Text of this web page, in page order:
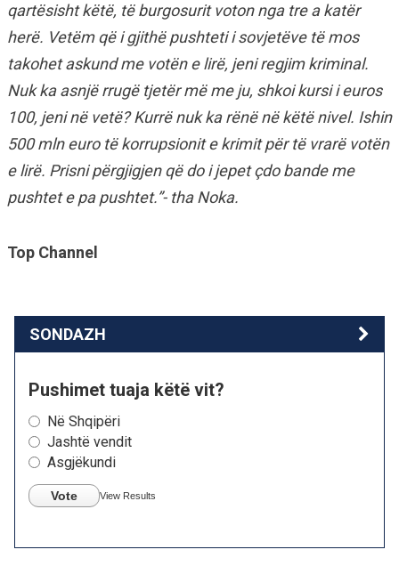
qartësisht këtë, të burgosurit voton nga tre a katër
herë. Vetëm që i gjithë pushteti i sovjetëve të mos
takohet askund me votën e lirë, jeni regjim kriminal.
Nuk ka asnjë rrugë tjetër më me ju, shkoi kursi i euros
100, jeni në vetë? Kurrë nuk ka rënë në këtë nivel. Ishin
500 mln euro të korrupsionit e krimit për të vrarë votën
e lirë. Prisni përgjigjen që do i jepet çdo bande me
pushtet e pa pushtet.”- tha Noka.
Top Channel
SONDAZH
Pushimet tuaja këtë vit?
Në Shqipëri
Jashtë vendit
Asgjëkundi
Vote View Results